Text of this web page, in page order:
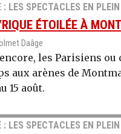
: LES SPECTACLES EN
ÉTOILÉE À
Daâge
encore, les Parisiens
aux arènes de
15 août.
: LES SPECTACLES EN